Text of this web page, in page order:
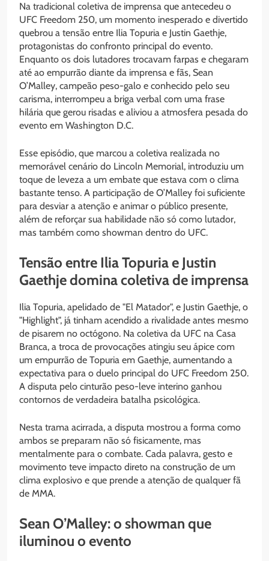
Na tradicional coletiva de imprensa que antecedeu o
UFC Freedom 250, um momento inesperado e divertido
quebrou a tensão entre Ilia Topuria e Justin Gaethje,
protagonistas do confronto principal do evento.
Enquanto os dois lutadores trocavam farpas e chegaram
até ao empurrão diante da imprensa e fãs, Sean
O’Malley, campeão peso-galo e conhecido pelo seu
carisma, interrompeu a briga verbal com uma frase
hilária que gerou risadas e aliviou a atmosfera pesada do
evento em Washington D.C.
Esse episódio, que marcou a coletiva realizada no
memorável cenário do Lincoln Memorial, introduziu um
toque de leveza a um embate que estava com o clima
bastante tenso. A participação de O’Malley foi suficiente
para desviar a atenção e animar o público presente,
além de reforçar sua habilidade não só como lutador,
mas também como showman dentro do UFC.
Tensão entre Ilia Topuria e Justin
Gaethje domina coletiva de imprensa
Ilia Topuria, apelidado de "El Matador", e Justin Gaethje, o
"Highlight", já tinham acendido a rivalidade antes mesmo
de pisarem no octógono. Na coletiva da UFC na Casa
Branca, a troca de provocações atingiu seu ápice com
um empurrão de Topuria em Gaethje, aumentando a
expectativa para o duelo principal do UFC Freedom 250.
A disputa pelo cinturão peso-leve interino ganhou
contornos de verdadeira batalha psicológica.
Nesta trama acirrada, a disputa mostrou a forma como
ambos se preparam não só fisicamente, mas
mentalmente para o combate. Cada palavra, gesto e
movimento teve impacto direto na construção de um
clima explosivo e que prende a atenção de qualquer fã
de MMA.
Sean O’Malley: o showman que
iluminou o evento